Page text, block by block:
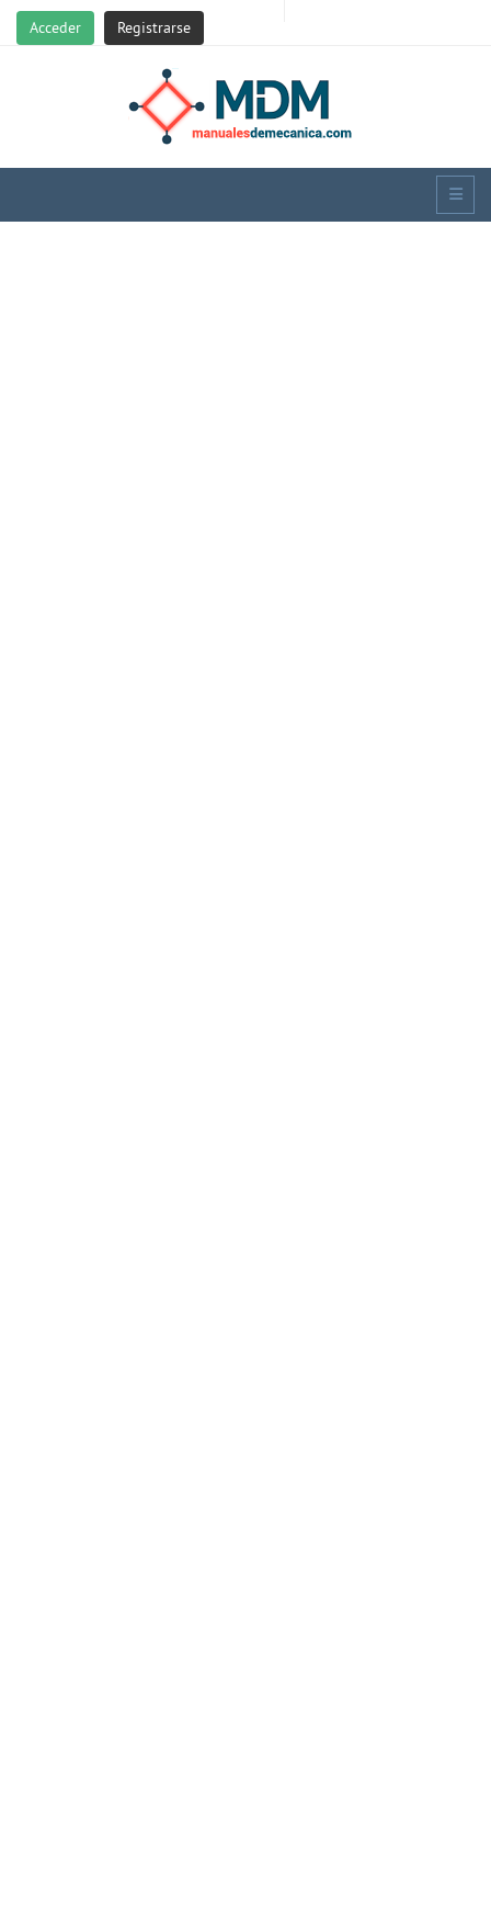
Acceder Registrarse